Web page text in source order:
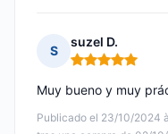
S
suzel D.
Nota: 5 de 5
Publicado el 23/10/2024
Muy bueno y muy